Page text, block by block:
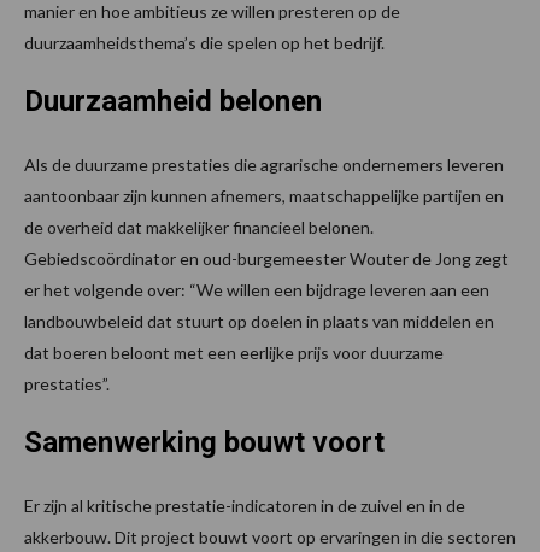
manier en hoe ambitieus ze willen presteren op de
duurzaamheidsthema’s die spelen op het bedrijf.
Duurzaamheid belonen
Als de duurzame prestaties die agrarische ondernemers leveren
aantoonbaar zijn kunnen afnemers, maatschappelijke partijen en
de overheid dat makkelijker financieel belonen.
Gebiedscoördinator en oud-burgemeester Wouter de Jong zegt
er het volgende over: “We willen een bijdrage leveren aan een
landbouwbeleid dat stuurt op doelen in plaats van middelen en
dat boeren beloont met een eerlijke prijs voor duurzame
prestaties”.
Samenwerking bouwt voort
Er zijn al kritische prestatie-indicatoren in de zuivel en in de
akkerbouw. Dit project bouwt voort op ervaringen in die sectoren